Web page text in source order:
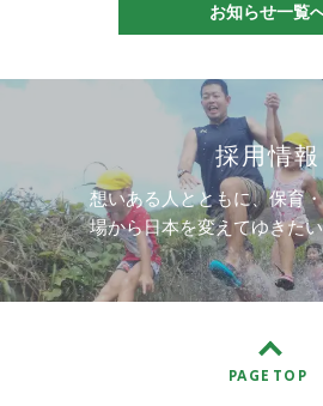
お知らせ一覧
採用情報
想いある人とともに、保育
場から日本を変えてゆきた
PAGE TOP